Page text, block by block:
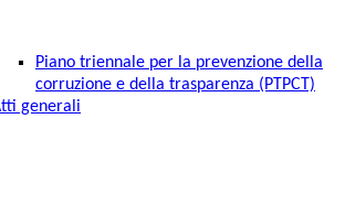
Piano triennale per la prevenzione della
corruzione e della trasparenza (PTPCT)
generali